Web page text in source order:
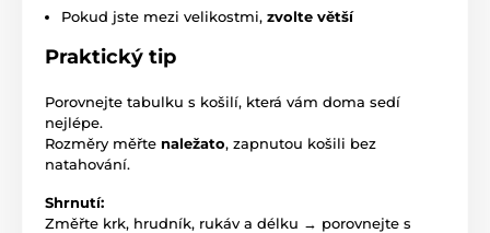
Pokud jste mezi velikostmi, zvolte větší
Praktický tip
Porovnejte tabulku s košilí, která vám doma sedí
nejlépe.
Rozměry měřte naležato, zapnutou košili bez
natahování.
Shrnutí:
Změřte krk, hrudník, rukáv a délku → porovnejte s